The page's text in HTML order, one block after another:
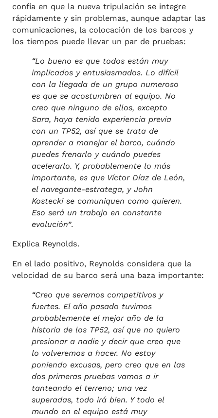
confía en que la nueva tripulación se integre
rápidamente y sin problemas, aunque adaptar las
comunicaciones, la colocación de los barcos y
los tiempos puede llevar un par de pruebas:
“Lo bueno es que todos están muy
implicados y entusiasmados. Lo difícil
con la llegada de un grupo numeroso
es que se acostumbren al equipo. No
creo que ninguno de ellos, excepto
Sara, haya tenido experiencia previa
con un TP52, así que se trata de
aprender a manejar el barco, cuándo
puedes frenarlo y cuándo puedes
acelerarlo. Y, probablemente lo más
importante, es que Víctor Díaz de León,
el navegante-estratega, y John
Kostecki se comuniquen como quieren.
Eso será un trabajo en constante
evolución”.
Explica Reynolds.
En el lado positivo, Reynolds considera que la
velocidad de su barco será una baza importante:
“Creo que seremos competitivos y
fuertes. El año pasado tuvimos
probablemente el mejor año de la
historia de los TP52, así que no quiero
presionar a nadie y decir que creo que
lo volveremos a hacer. No estoy
poniendo excusas, pero creo que en las
dos primeras pruebas vamos a ir
tanteando el terreno; una vez
superadas, todo irá bien. Y todo el
mundo en el equipo está muy